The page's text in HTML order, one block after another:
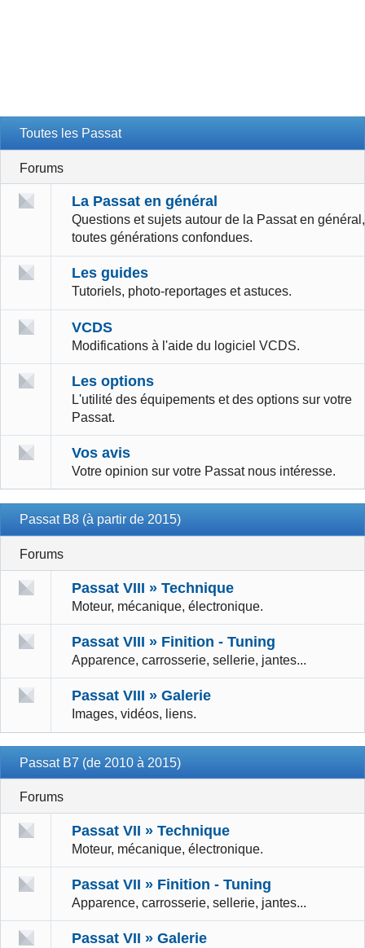
Toutes les Passat
Forums
La Passat en général
Questions et sujets autour de la Passat en général,
toutes générations confondues.
Les guides
Tutoriels, photo-reportages et astuces.
VCDS
Modifications à l'aide du logiciel VCDS.
Les options
L'utilité des équipements et des options sur votre
Passat.
Vos avis
Votre opinion sur votre Passat nous intéresse.
Passat B8 (à partir de 2015)
Forums
Passat VIII » Technique
Moteur, mécanique, électronique.
Passat VIII » Finition - Tuning
Apparence, carrosserie, sellerie, jantes...
Passat VIII » Galerie
Images, vidéos, liens.
Passat B7 (de 2010 à 2015)
Forums
Passat VII » Technique
Moteur, mécanique, électronique.
Passat VII » Finition - Tuning
Apparence, carrosserie, sellerie, jantes...
Passat VII » Galerie